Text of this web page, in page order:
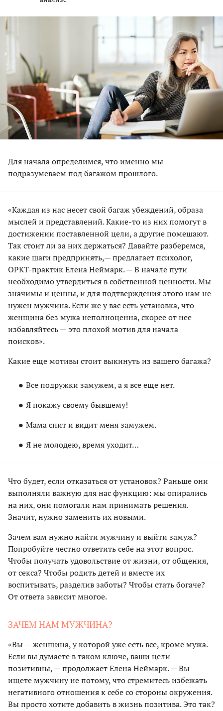
Для начала определимся, что именно мы
подразумеваем под багажом прошлого.
«Каждая из нас несет свой багаж убеждений, образа
мыслей и представлений. Какие-то из них помогут в
достижении поставленной цели, а другие помешают.
Так стоит ли за них держаться? Давайте разберемся,
какие шаги предпринять,— предлагает психолог,
ОРКТ-практик Елена Неймарк. — В начале пути
необходимо утвердиться в собственной ценности. Мы
значимы и ценны, и для подтверждения этого нам не
нужен мужчина. Если же у вас есть установка, что
женщина без мужа неполноценна, скорее от нее
избавляйтесь — это плохой мотив для начала
поисков».
Какие еще мотивы стоит выкинуть из вашего багажа?
Все подружки замужем, а я все еще нет.
Я покажу своему бывшему!
Мама спит и видит меня замужем.
Я не молодею, время уходит…
Что будет, если отказаться от установок? Раньше они
выполняли важную для нас функцию: мы опирались
на них, они помогали нам принимать решения.
Значит, нужно заменить их новыми.
Зачем вам нужно найти мужчину и выйти замуж?
Попробуйте честно ответить себе на этот вопрос.
Чтобы получать удовольствие от жизни, от общения,
от секса? Чтобы родить детей и вместе их
воспитывать, разделив заботы? Чтобы стать богаче?
От ответа зависит многое.
ЗАЧЕМ НАМ МУЖЧИНА?
«Вы — женщина, у которой уже есть все, кроме мужа.
Если вы думаете в таком ключе, ваши цели
позитивны, — продолжает Елена Неймарк. — Вы
ищете мужчину не потому, что стремитесь избежать
негативного отношения к себе со стороны окружения.
Вы просто хотите добавить в жизнь позитива. Это так?